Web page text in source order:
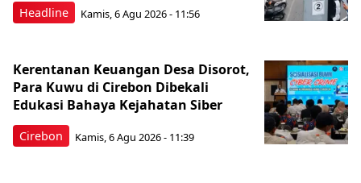
Headline Kamis, 6 Agu 2026 - 11:56
Cirebon
Kerentanan Keuangan Desa Disorot,
Para Kuwu di Cirebon Dibekali
Edukasi Bahaya Kejahatan Siber
Kamis, 6 Agu 2026 - 11:39